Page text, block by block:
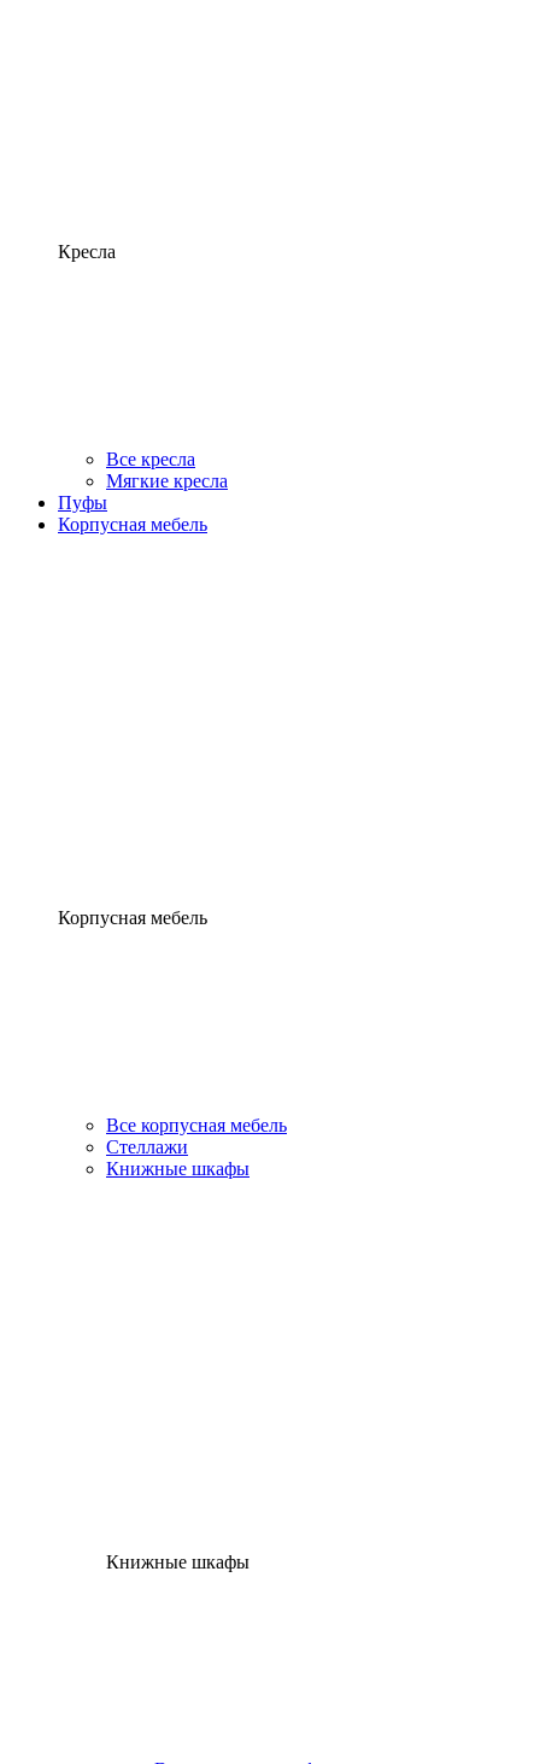
Кресла
Все кресла
Мягкие кресла
Пуфы
Корпусная мебель
Корпусная мебель
Все корпусная мебель
Стеллажи
Книжные шкафы
Книжные шкафы